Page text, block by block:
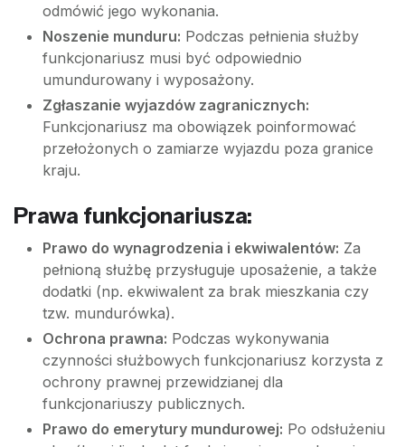
odmówić jego wykonania.
Noszenie munduru: Podczas pełnienia służby
funkcjonariusz musi być odpowiednio
umundurowany i wyposażony.
Zgłaszanie wyjazdów zagranicznych:
Funkcjonariusz ma obowiązek poinformować
przełożonych o zamiarze wyjazdu poza granice
kraju.
Prawa funkcjonariusza:
Prawo do wynagrodzenia i ekwiwalentów: Za
pełnioną służbę przysługuje uposażenie, a także
dodatki (np. ekwiwalent za brak mieszkania czy
tzw. mundurówka).
Ochrona prawna: Podczas wykonywania
czynności służbowych funkcjonariusz korzysta z
ochrony prawnej przewidzianej dla
funkcjonariuszy publicznych.
Prawo do emerytury mundurowej: Po odsłużeniu